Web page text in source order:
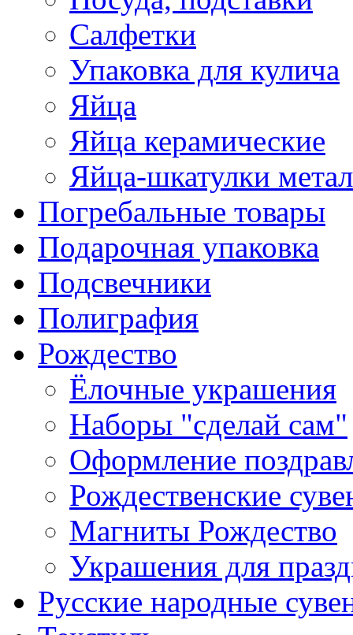
Салфетки
Упаковка для кулича
Яйца
Яйца керамические
Яйца-шкатулки
Погребальные товары
Подарочная упаковка
Подсвечники
Полиграфия
Рождество
Ёлочные украшения
Наборы "сделай сам"
Оформление
Рождественские
Магниты Рождество
Украшения для
Русские народные